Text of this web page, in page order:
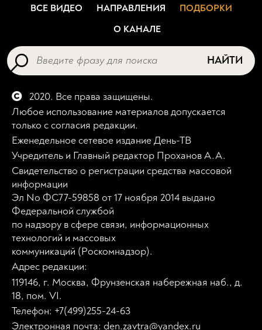
ВСЕ ВИДЕО НАПРАВЛЕНИЯ
ПОДБОРКИ
О КАНАЛЕ
НАЙТИ
2020. Все права защищены.
Любое использование материалов допускается
только с согласия редакции.
Еженедельное сетевое издание День-ТВ
Учредитель и Главный редактор Проханов А.А.
Свидетельство о регистрации средства массовой
информации
Эл No ФС77-59858 от 17 ноября 2014 выдано
Федеральной службой
по надзору в сфере связи, информационных
технологий и массовых
коммуникаций (Роскомнадзор).
Адрес редакции:
119146, г. Москва, Фрунзенская набережная наб., д.
18, пом. VI.
Телефон: +7(499)255-24-63
Электронная почта: den.zavtra@yandex.ru